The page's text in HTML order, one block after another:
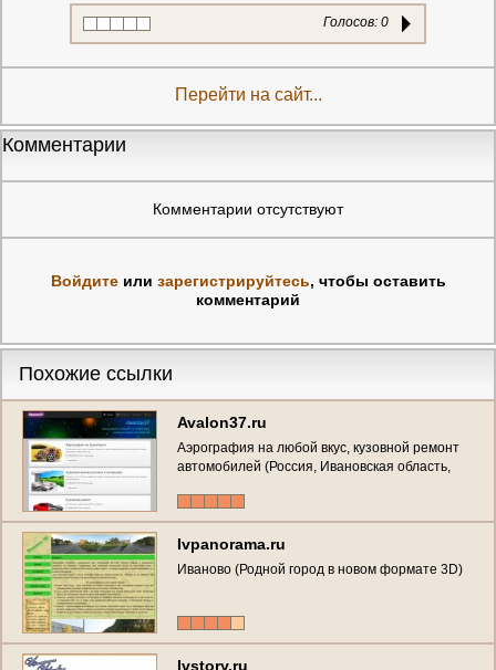
Голосов: 0
Перейти на сайт...
Комментарии
Комментарии отсутствуют
Войдитеили зарегистрируйтесь, чтобы оставить
комментарий
Похожие ссылки
Avalon37.ru
Аэрография на любой вкус, кузовной ремонт
автомобилей (Россия, Ивановская область,
Ivpanorama.ru
Иваново (Родной город в новом формате 3D)
Ivstory.ru